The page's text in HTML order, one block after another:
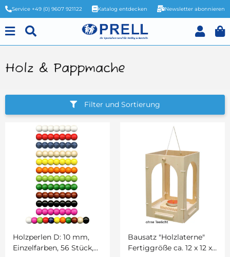
Service +49 (0) 9607 921122 Katalog entdecken Newsletter abonnieren
Holz & Pappmache
Filter und Sortierung
Holzperlen D: 10 mm,
Einzelfarben, 56 Stück,
Bausatz "Holzlaterne"
Fertiggröße ca. 12 x 12 x